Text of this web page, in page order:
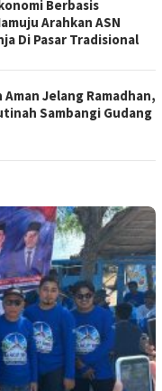
Berbasis
Arahkan ASN
Di Pasar Tradisional
Jelang Ramadhan,
Sambangi Gudang